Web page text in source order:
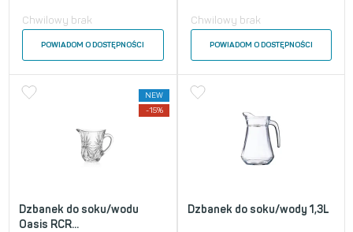
Chwilowy brak
POWIADOM O DOSTĘPNOŚCI
Chwilowy brak
POWIADOM O DOSTĘPNOŚCI
NEW
-15%
Dzbanek do soku/wodu
Oasis RCR...
Dzbanek do soku/wody 1,3L